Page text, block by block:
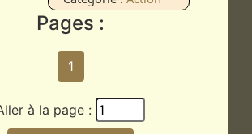
Pages :
1
à la page :